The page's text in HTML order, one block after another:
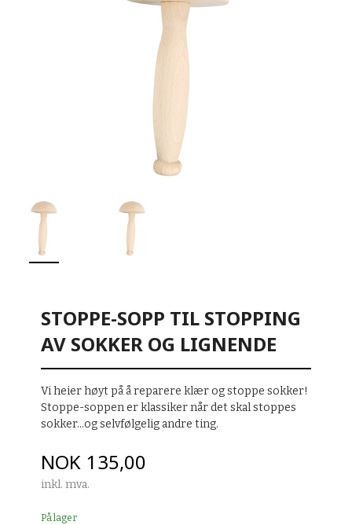
STOPPE-SOPP TIL STOPPING
AV SOKKER OG LIGNENDE
Vi heier høyt på å reparere klær og stoppe sokker!
Stoppe-soppen er klassiker når det skal stoppes
sokker...og selvfølgelig andre ting.
Pris
NOK 135,00
inkl. mva.
På lager